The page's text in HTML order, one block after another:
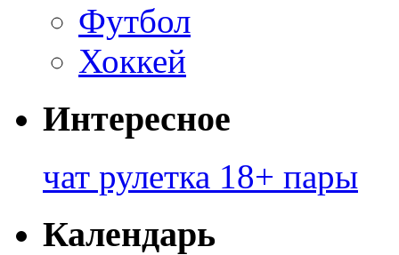
Футбол
Хоккей
Интересное
чат рулетка 18+ пары
Календарь